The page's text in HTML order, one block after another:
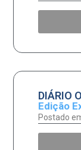
DIÁRIO
Edição
Postado